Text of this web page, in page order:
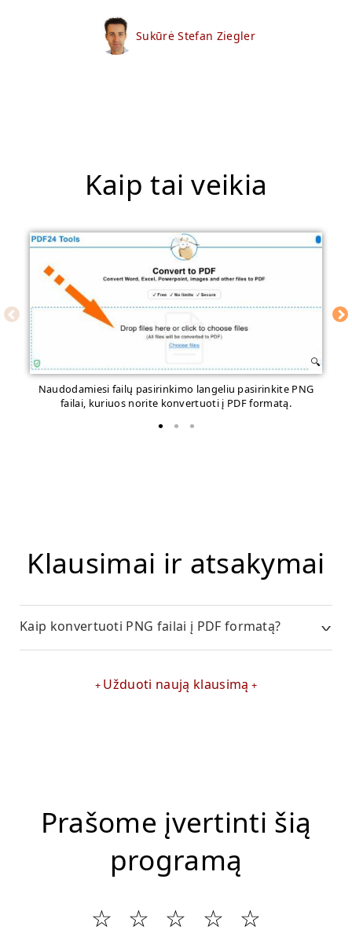
Sukūrė Stefan Ziegler
Kaip tai veikia
Naudodamiesi failų pasirinkimo langeliu pasirinkite PNG
failai, kuriuos norite konvertuoti į PDF formatą.
Klausimai ir atsakymai
Kaip konvertuoti PNG failai į PDF formatą?
Užduoti naują klausimą
Prašome įvertinti šią
programą